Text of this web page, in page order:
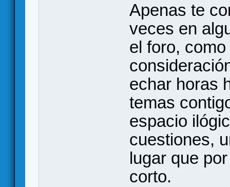
Apenas te
veces en
el foro,
echar horas
temas
espacio
cuestiones,
lugar que
corto.